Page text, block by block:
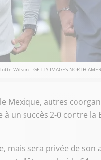
Wilson - GETTY IMAGES NORTH
Mexique, autres
un succès 2-0 contre
mais sera privée de